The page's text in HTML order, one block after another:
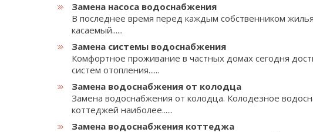
Замена насоса водоснабжения
В последнее время перед каждым собственником
касаемый......
Замена системы водоснабжения
Комфортное проживание в частных домах сегодня
систем отопления......
Замена водоснабжения от колодца
Замена водоснабжения от колодца. Колодезное
коттеджей наиболее......
Замена водоснабжения коттеджа